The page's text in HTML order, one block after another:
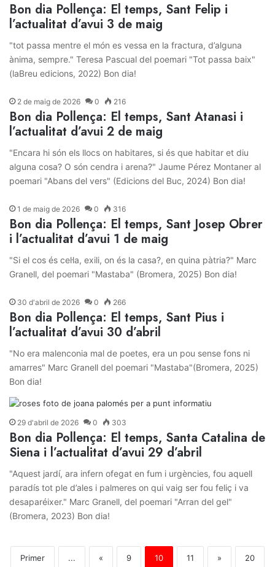
Bon dia Pollença: El temps, Sant Felip i
l’actualitat d’avui 3 de maig
"tot passa mentre el món es vessa en la fractura, d’alguna
ànima, sempre." Teresa Pascual del poemari "Tot passa baix"
(laBreu edicions, 2022) Bon dia!
2 de maig de 2026 0 216
Bon dia Pollença: El temps, Sant Atanasi i
l’actualitat d’avui 2 de maig
"Encara hi són els llocs on habitares, si és que habitar et diu
alguna cosa? O són cendra i arena?" Jaume Pérez Montaner al
poemari "Abans del vers" (Edicions del Buc, 2024) Bon dia!
1 de maig de 2026 0 316
Bon dia Pollença: El temps, Sant Josep Obrer
i l’actualitat d’avui 1 de maig
"Si el cos és cel·la, exili, on és la casa?, en quina pàtria?" Marc
Granell, del poemari "Mastaba" (Bromera, 2025) Bon dia!
30 d'abril de 2026 0 266
Bon dia Pollença: El temps, Sant Pius i
l’actualitat d’avui 30 d’abril
"No era malenconia mal de poetes, era un pou sense fons ni
amarres" Marc Granell del poemari "Mastaba"(Bromera, 2025)
Bon dia!
29 d'abril de 2026 0 303
Bon dia Pollença: El temps, Santa Catalina de
Siena i l’actualitat d’avui 29 d’abril
"Aquest jardí, ara infern ofegat en fum i urgències, fou aquell
paradís tot ple d’ales i palmeres on qui vaig ser fou feliç i va
desaparéixer." Marc Granell, del poemari "Arran del gel"
(Bromera, 2023) Bon dia!
Primer ... « 9 10 11 » 20